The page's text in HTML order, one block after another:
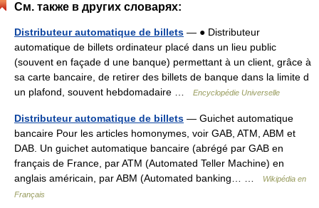
См. также в других словарях:
Distributeur automatique de billets — ● Distributeur
automatique de billets ordinateur placé dans un lieu public
(souvent en façade d une banque) permettant à un client, grâce à
sa carte bancaire, de retirer des billets de banque dans la limite d
un plafond, souvent hebdomadaire …
Encyclopédie Universelle
Distributeur automatique de billets — Guichet automatique
bancaire Pour les articles homonymes, voir GAB, ATM, ABM et
DAB. Un guichet automatique bancaire (abrégé par GAB en
français de France, par ATM (Automated Teller Machine) en
anglais américain, par ABM (Automated banking… …
Wikipédia en
Français